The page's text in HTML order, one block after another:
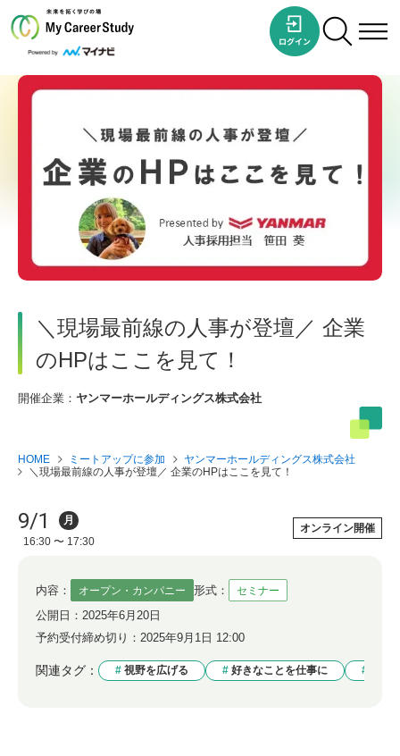
＼現場最前線の人事が登壇／ 企業
のHPはここを見て！
開催企業： ヤンマーホールディングス株式会社
HOME ミートアップに参加
ヤンマーホールディングス株式会社
＼現場最前線の人事が登壇／ 企業のHPはここを見て！
オンライン開催
9/1
月
16:30 〜 17:30
内容： オープン・カンパニー 形式： セミナー
公開日： 2025年6月20日
予約受付締め切り： 2025年9月1日 12:00
関連タグ： 視野を広げる 好きなことを仕事に